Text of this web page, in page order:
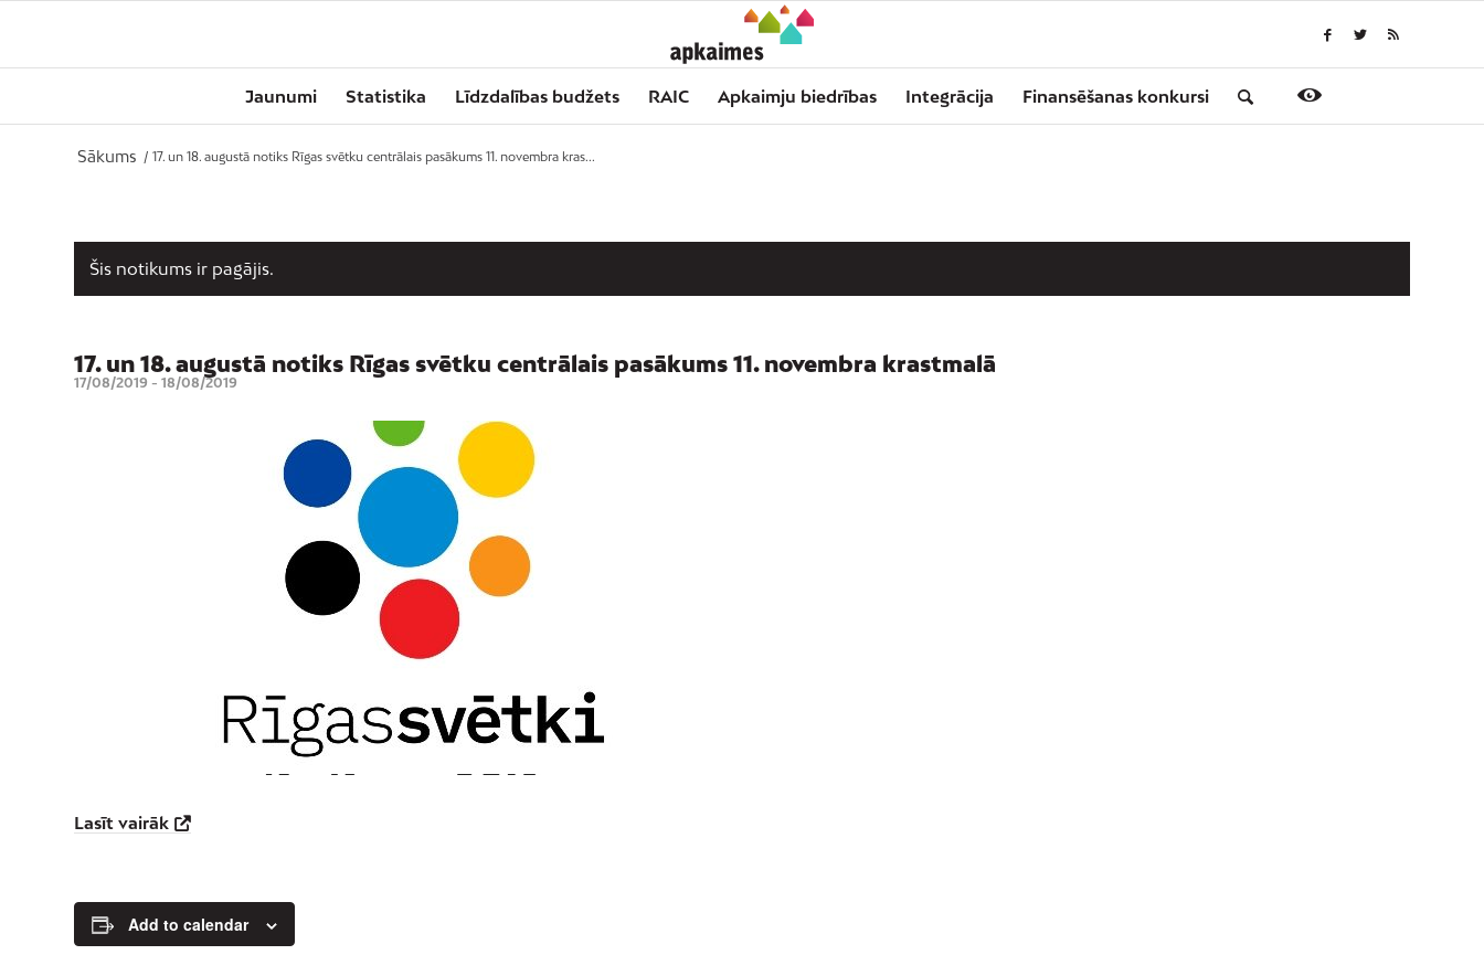
Jaunumi Statistika Līdzdalības budžets RAIC Apkaimju biedrības Integrācija Finansēšanas konkursi
Sākums / 17. un 18. augustā notiks Rīgas svētku centrālais pasākums 11. novembra kras...
Šis notikums ir pagājis.
17. un 18. augustā notiks Rīgas svētku centrālais pasākums 11. novembra krastmalā
17/08/2019 - 18/08/2019
Lasīt vairāk
Add to calendar